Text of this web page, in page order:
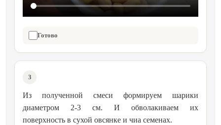
Готово
3
Из полученной смеси формируем шарики
диаметром 2-3 см. И обволакиваем их
поверхность в сухой овсянке и чиа семенах.